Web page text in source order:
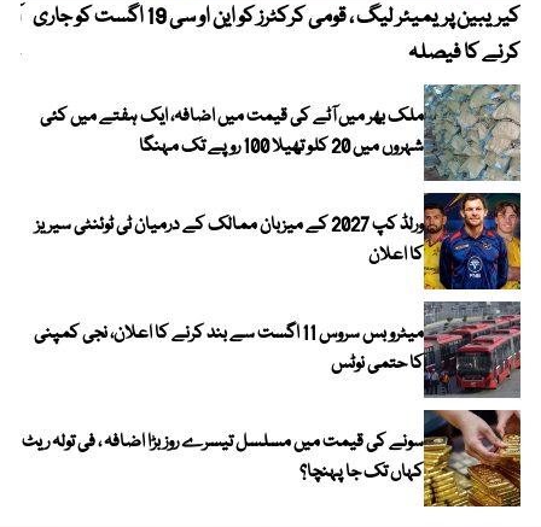
کیریبین پریمیئر لیگ ، قومی کرکٹرز کو این او سی 19 اگست کو جاری
کرنے کا فیصلہ
ملک بھر میں آٹے کی قیمت میں اضافہ، ایک ہفتے میں کئی
شہروں میں 20 کلو تھیلا 100 روپے تک مہنگا
ورلڈ کپ 2027 کے میزبان ممالک کے درمیان ٹی ٹوئنٹی سیریز
کا اعلان
میٹرو بس سروس 11 اگست سے بند کرنے کا اعلان، نجی کمپنی
کا حتمی نوٹس
سونے کی قیمت میں مسلسل تیسرے روز بڑا اضافہ ، فی تولہ ریٹ
کہاں تک جا پہنچا؟